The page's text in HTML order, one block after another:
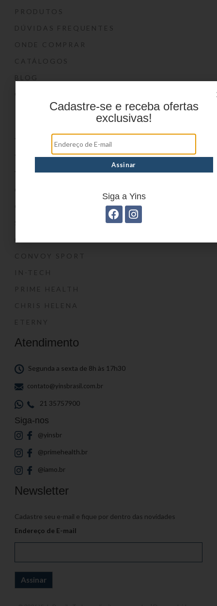
PRODUTOS
DÚVIDAS FREQUENTES
ONDE COMPRAR
CATÁLOGOS
BLOG
Marcas
YIN’S PAPER
YIN’S KIDS
CONVOY SPORT
IN-TECH
PRIME HEALTH
CHRIS HELENA
ETERNY
Atendimento
Segunda a sexta de 8h às 17h30
contato@yinsbrasil.com.br
21 35757900
Siga-nos
@yinsbr
@primehealth.br
@iamo.br
Newsletter
Cadastre seu e-mail e fique por dentro das novidades
Endereço de E-mail
Cadastre-se e receba ofertas
exclusivas!
Siga a Yins